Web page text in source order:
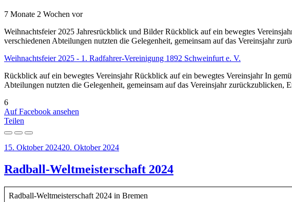
7 Monate 2 Wochen vor
Weihnachtsfeier 2025 Jahresrückblick und Bilder Rückblick auf ein bewegtes
verschiedenen Abteilungen nutzten die Gelegenheit, gemeinsam auf das Vereinsjahr
Weihnachtsfeier 2025 - 1. Radfahrer-Vereinigung 1892 Schweinfurt e. V.
Rückblick auf ein bewegtes Vereinsjahr Rückblick auf ein bewegtes Vereinsjahr In
Abteilungen nutzten die Gelegenheit, gemeinsam auf das Vereinsjahr zurückzublicken,
6
Auf Facebook ansehen
Teilen
Veröffentlicht
15. Oktober 202420. Oktober 2024
Radball-Weltmeisterschaft 2024
Radball-Weltmeisterschaft 2024 in Bremen